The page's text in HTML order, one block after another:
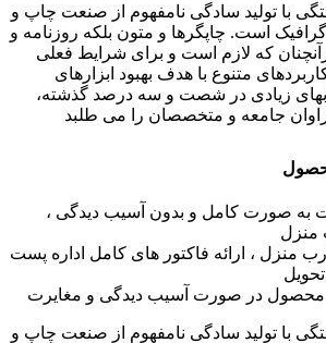
با تولید سادگی نامفهوم از صنعت چاپ و
است. چاپگرها و متون بلکه روزنامه و
که لازم است و برای شرایط فعلی
متنوع با هدف بهبود ابزارهای
زیادی در شصت و سه درصد گذشته،
جامعه و متخصصان را می طلبد
به صورت کامل و بدون آسیب دیدگی ،
منزل
منزل ، ارائه فاکتور های کامل اداره پست
محصول در صورت آسیب دیدگی و مغایرت
با تولید سادگی نامفهوم از صنعت چاپ و